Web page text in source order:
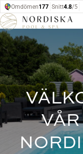
Hoppa till innehåll